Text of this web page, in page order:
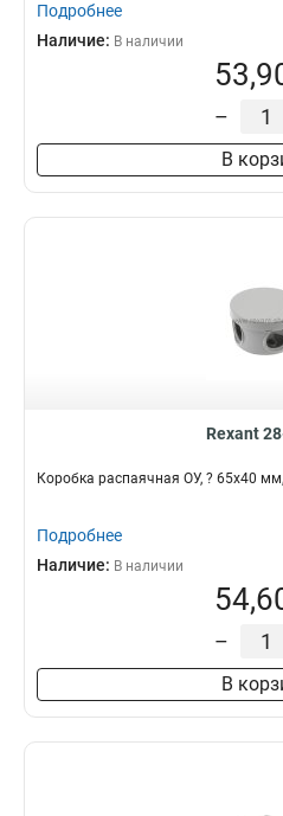
Подробнее
Наличие: В наличии
–
В
Rexant
Коробка распаячная ОУ, ? 65х40
Подробнее
Наличие: В наличии
–
В